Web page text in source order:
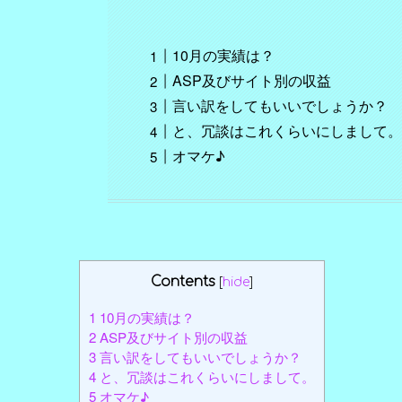
10月の実績は？
ASP及びサイト別の収益
言い訳をしてもいいでしょうか？
と、冗談はこれくらいにしまして。
オマケ♪
Contents [hide]
1 10月の実績は？
2ASP及びサイト別の収益
3言い訳をしてもいいでしょうか？
4 と、冗談はこれくらいにしまして。
5 オマケ♪